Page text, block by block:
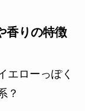
香りの特徴
エローっぽく
？